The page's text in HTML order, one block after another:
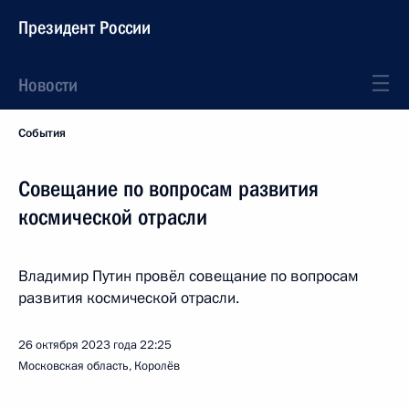
Президент России
Новости
События
Совещание по вопросам развития
космической отрасли
Владимир Путин провёл совещание по вопросам
развития космической отрасли.
26 октября 2023 года22:25
Московская область, Королёв